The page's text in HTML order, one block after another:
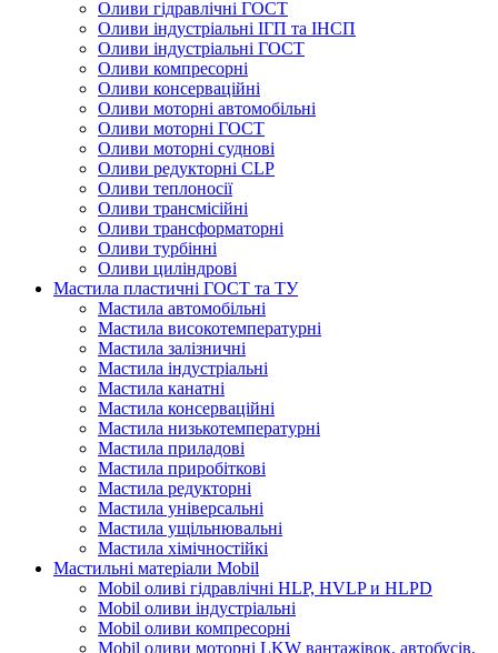
Оливи гідравлічні ГОСТ
Оливи індустріальні ІГП та ІНСП
Оливи індустріальні ГОСТ
Оливи компресорні
Оливи консерваційні
Оливи моторні автомобільні
Оливи моторні ГОСТ
Оливи моторні суднові
Оливи редукторні CLP
Оливи теплоносії
Оливи трансмісійні
Оливи трансформаторні
Оливи турбінні
Оливи циліндрові
Мастила пластичні ГОСТ та ТУ
Мастила автомобільні
Мастила високотемпературні
Мастила залізничні
Мастила індустріальні
Мастила канатні
Мастила консерваційні
Мастила низькотемпературні
Мастила приладові
Мастила приробіткові
Мастила редукторні
Мастила універсальні
Мастила ущільнювальні
Мастила хімічностійкі
Мастильні матеріали Mobil
Mobil оливі гідравлічні HLP, HVLP и HLPD
Mobil оливи індустріальні
Mobil оливи компресорні
Mobil оливи моторні LKW вантажівок, автобусів,